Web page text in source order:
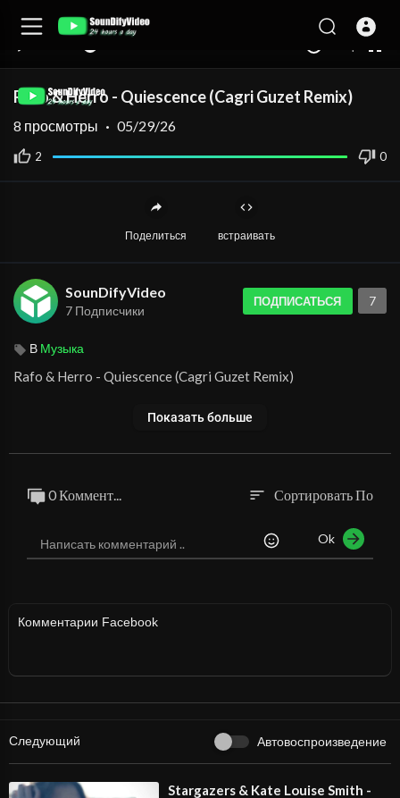
Rafo & Herro - Quiescence (Cagri Guzet Remix)
2 0
8 просмотры · 05/29/26
Поделиться встраивать
SounDifyVideo
7 Подписчики
ПОДПИСАТЬСЯ 7
В Музыка
⁣Rafo & Herro - Quiescence (Cagri Guzet Remix)
Показать больше
0 Коммент... sort Сортировать По
Ok
Комментарии Facebook
Следующий Автовоспроизведение
⁣Stargazers & Kate Louise Smith -